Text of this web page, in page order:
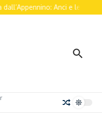
Anci e le